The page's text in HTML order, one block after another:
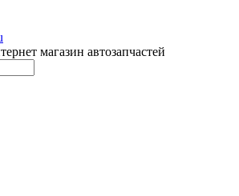
магазин автозапчастей